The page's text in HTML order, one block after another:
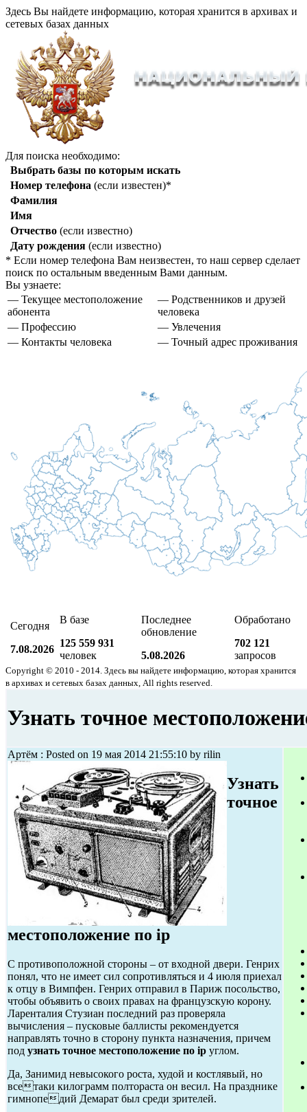
Здесь Вы найдете информацию, которая хранится в архивах и
сетевых базах данных
Для поиска необходимо:
Выбрать базы по которым искать
Номер телефона (если известен)*
Фамилия
Имя
Отчество (если известно)
Дату рождения (если известно)
* Если номер телефона Вам неизвестен, то наш сервер сделает
поиск по остальным введенным Вами данным.
Вы узнаете:
— Текущее местоположение
абонента
— Родственников и друзей
человека
— Профессию
— Увлечения
— Контакты человека
— Точный адрес проживания
Сегодня
7.08.2026
В базе
125 559 931
человек
Последнее
обновление
5.08.2026
Обработано
702 121
запросов
Copyright © 2010 - 2014. Здесь вы найдете информацию, которая хранится
в архивах и сетевых базах данных, All rights reserved.
Узнать точное
Артём : Posted on 19 мая 2014 21:55:10 by rilin
Узнать
точное
местоположение по ip
С противоположной стороны – от входной двери. Генрих
понял, что не имеет сил сопротивляться и 4 июля приехал
к отцу в Вимпфен. Генрих отправил в Париж посольство,
чтобы объявить о своих правах на французскую корону.
Ларенталия Стузиан последний раз проверяла
вычисления – пусковые баллисты рекомендуется
направлять точно в сторону пункта назначения, причем
под узнать точное местоположение по ip углом.
Да, Занимид невысокого роста, худой и костлявый, но
всетаки килограмм полтораста он весил. На празднике
гимнопедий Демарат был среди зрителей.